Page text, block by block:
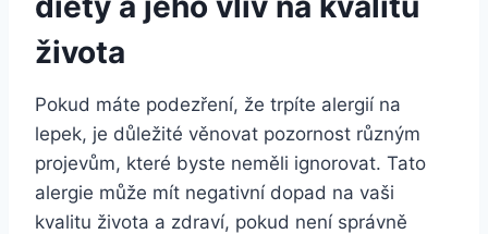
života
Pokud máte podezření, že trpíte alergií na
lepek, je důležité věnovat pozornost různým
projevům, které byste neměli ignorovat. Tato
alergie může mít negativní dopad na vaši
kvalitu života a zdraví, pokud není správně